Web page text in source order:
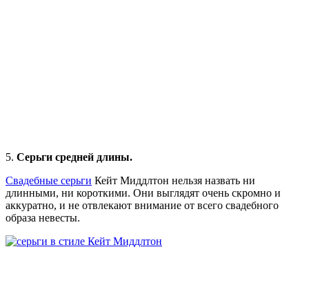
5. Серьги средней длины.
Свадебные серьги Кейт Миддлтон нельзя назвать ни
длинными, ни короткими. Они выглядят очень скромно и
аккуратно, и не отвлекают внимание от всего свадебного
образа невесты.